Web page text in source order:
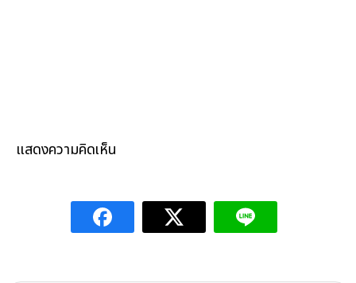
แสดงความคิดเห็น